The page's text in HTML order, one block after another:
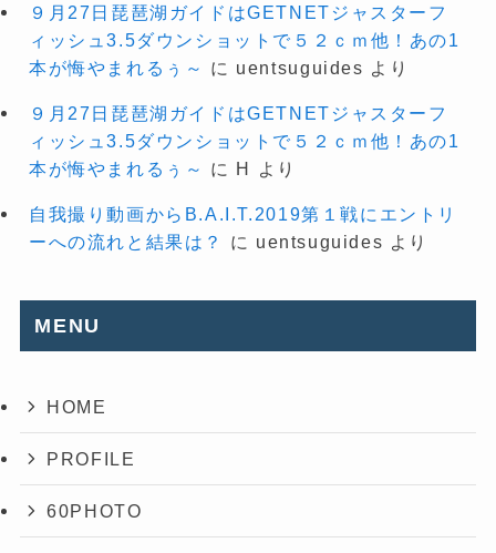
９月27日琵琶湖ガイドはGETNETジャスターフ
ィッシュ3.5ダウンショットで５２ｃｍ他！あの1
本が悔やまれるぅ～
に uentsuguides より
９月27日琵琶湖ガイドはGETNETジャスターフ
ィッシュ3.5ダウンショットで５２ｃｍ他！あの1
本が悔やまれるぅ～
に H より
自我撮り動画からB.A.I.T.2019第１戦にエントリ
ーへの流れと結果は？
に uentsuguides より
MENU
HOME
PROFILE
60PHOTO